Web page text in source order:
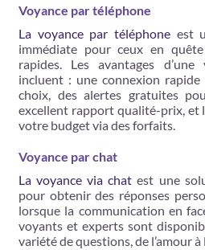
Voyance par téléphone
La voyance par téléphoneest
immédiate pour ceux en
rapides. Les avantages
incluent : une connexion
choix, des alertes gratuites
excellent rapport qualité-prix, et
votre budget via des forfaits.
Voyance par chat
La voyance via chatest une
pour obtenir des réponses
lorsque la communication en
voyants et experts sont
variété de questions, de l’amour à